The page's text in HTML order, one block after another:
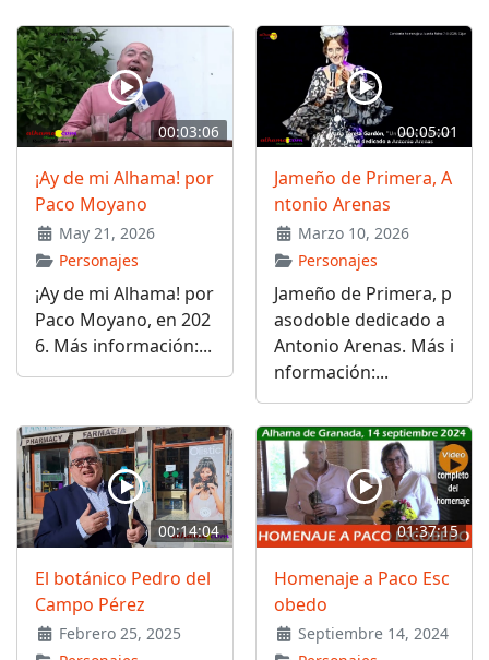
00:03:06
¡Ay de mi Alhama! por
Paco Moyano
May 21, 2026
Personajes
¡Ay de mi Alhama! por
Paco Moyano, en 202
6. Más información:...
00:05:01
Jameño de Primera, A
ntonio Arenas
Marzo 10, 2026
Personajes
Jameño de Primera, p
asodoble dedicado a
Antonio Arenas. Más i
nformación:...
00:14:04
El botánico Pedro del
Campo Pérez
Febrero 25, 2025
01:37:15
Homenaje a Paco Esc
obedo
Septiembre 14, 2024